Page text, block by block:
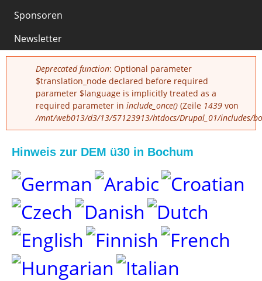
Sponsoren
Newsletter
Fehlermeldung
Deprecated function: Optional parameter
$translation_node declared before required
parameter $language is implicitly treated as a
required parameter in include_once() (Zeile 1439 von
/mnt/web013/d3/13/57123913/htdocs/Drupal_01/includes/
Hinweis zur DEM ü30 in Bochum